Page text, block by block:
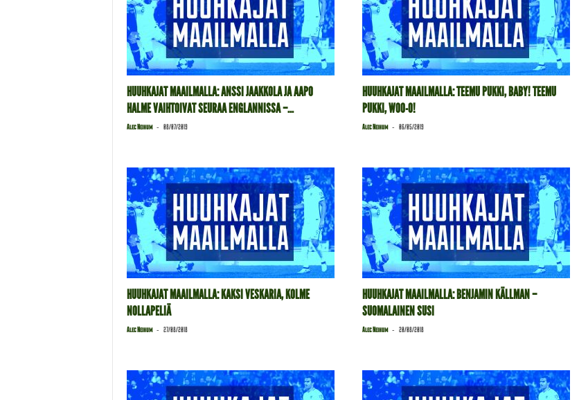
HUUHKAJAT MAAILMALLA: ANSSI JAAKKOLA JA AAPO
HALME VAIHTOIVAT SEURAA ENGLANNISSA –...
Alec Neihum - 08/07/2019
HUUHKAJAT MAAILMALLA: TEEMU PUKKI, BABY! TEEMU
PUKKI, WOO-O!
Alec Neihum - 06/05/2019
HUUHKAJAT MAAILMALLA: KAKSI VESKARIA, KOLME
NOLLAPELIÄ
Alec Neihum - 27/08/2018
HUUHKAJAT MAAILMALLA: BENJAMIN KÄLLMAN –
SUOMALAINEN SUSI
Alec Neihum - 20/08/2018